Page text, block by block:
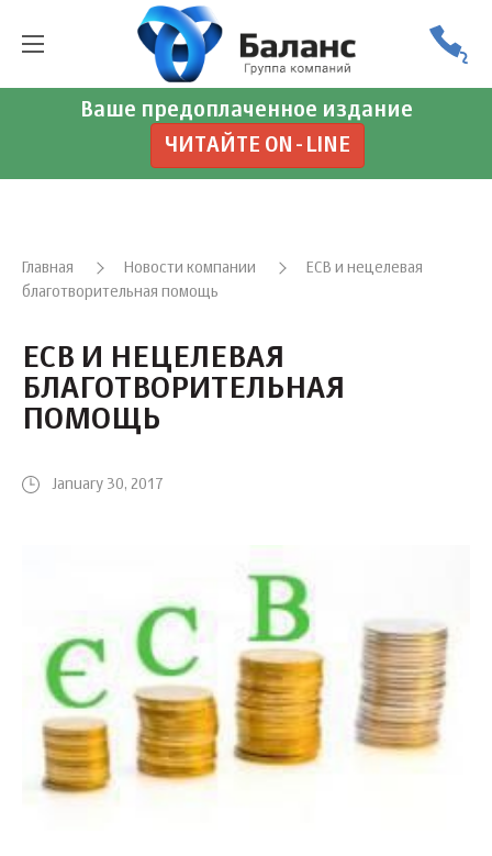
Ваше предоплаченное издание
ЧИТАЙТЕ ON-LINE
Главная Новости компании
ЕСВ и нецелевая
благотворительная помощь
ЕСВ И НЕЦЕЛЕВАЯ
БЛАГОТВОРИТЕЛЬНАЯ
ПОМОЩЬ
January 30, 2017